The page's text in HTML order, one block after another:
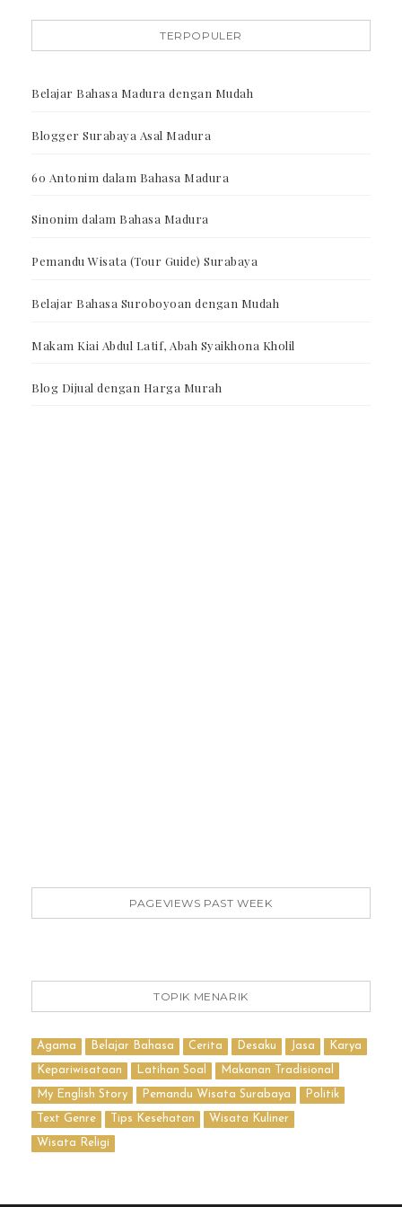
TERPOPULER
Belajar Bahasa Madura dengan Mudah
Blogger Surabaya Asal Madura
60 Antonim dalam Bahasa Madura
Sinonim dalam Bahasa Madura
Pemandu Wisata (Tour Guide) Surabaya
Belajar Bahasa Suroboyoan dengan Mudah
Makam Kiai Abdul Latif, Abah Syaikhona Kholil
Blog Dijual dengan Harga Murah
PAGEVIEWS PAST WEEK
TOPIK MENARIK
Agama Belajar Bahasa Cerita Desaku Jasa Karya
Kepariwisataan Latihan Soal Makanan Tradisional
My English Story Pemandu Wisata Surabaya Politik
Text Genre Tips Kesehatan Wisata Kuliner
Wisata Religi